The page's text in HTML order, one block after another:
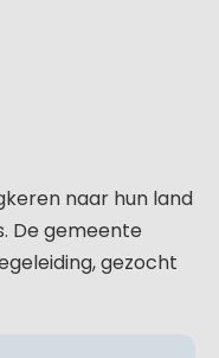
naar hun land
De gemeente
gezocht